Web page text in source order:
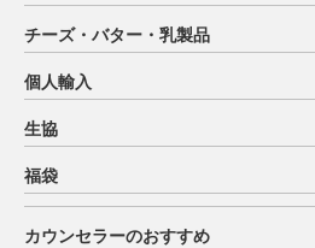
チーズ・バター・乳製品
個人輸入
生協
福袋
カウンセラーのおすすめ